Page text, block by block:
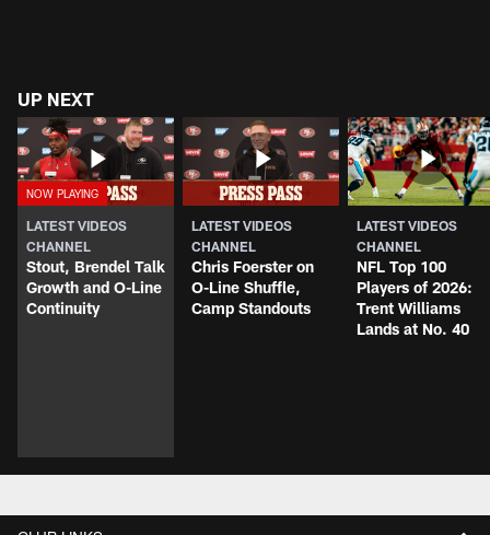
UP NEXT
LATEST VIDEOS
CHANNEL
Stout, Brendel Talk
Growth and O-Line
Continuity
LATEST VIDEOS
CHANNEL
Chris Foerster on
O-Line Shuffle,
Camp Standouts
LATEST VIDEOS
CHANNEL
NFL Top 100
Players of 2026:
Trent Williams
Lands at No. 40